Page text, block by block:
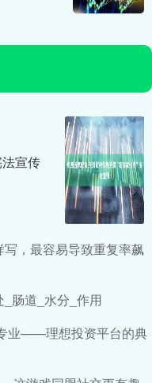
宣传
，最容易导致重复率飙
肠道_水分_作用
业——理想投资平台的典